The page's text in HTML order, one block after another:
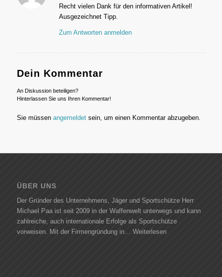
Recht vielen Dank für den informativen Artikel!
Ausgezeichnet Tipp.
Zum Antworten anmelden
Dein Kommentar
An Diskussion beteiligen?
Hinterlassen Sie uns Ihren Kommentar!
Sie müssen angemeldetsein, um einen Kommentar abzugeben.
ÜBER UNS
Der Gründer des Unternehmens, Jäger und Sportschütze Herr
Michael Paa ist seit 2009 in der Waffenwelt unterwegs und kann
zahlreiche, auch internationale Erfolge als Sportschütze
vorweisen. Mit der Firmengründung in… Weiterlesen